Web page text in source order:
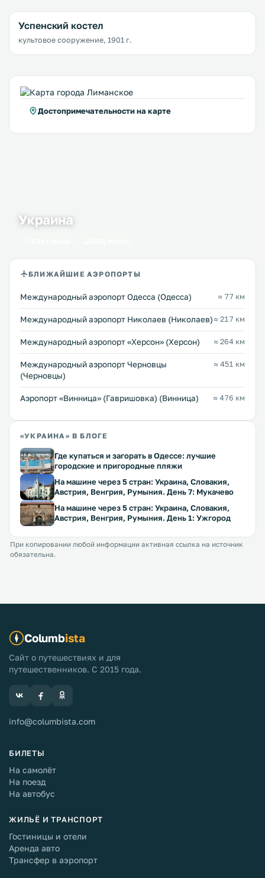
Успенский костел
культовое сооружение, 1901 г.
Достопримечательности на карте
Украина
БЛИЖАЙШИЕ АЭРОПОРТЫ
Международный аэропорт Одесса (Одесса) ≈ 77 км
Международный аэропорт Николаев (Николаев) ≈ 217 км
Международный аэропорт «Херсон» (Херсон) ≈ 264 км
Международный аэропорт Черновцы
(Черновцы)
≈ 451 км
Аэропорт «Винница» (Гавришовка) (Винница) ≈ 476 км
«УКРАИНА» В БЛОГЕ
Где купаться и загорать в Одессе: лучшие
городские и пригородные пляжи
На машине через 5 стран: Украина, Словакия,
Австрия, Венгрия, Румыния. День 7: Мукачево
На машине через 5 стран: Украина, Словакия,
Австрия, Венгрия, Румыния. День 1: Ужгород
При копировании любой информации активная ссылка на источник
обязательна.
Columbista
Сайт о путешествиях и для
путешественников. С 2015 года.
info@columbista.com
БИЛЕТЫ
На самолёт
На поезд
На автобус
ЖИЛЬЁ И ТРАНСПОРТ
Гостиницы и отели
Аренда авто
Трансфер в аэропорт